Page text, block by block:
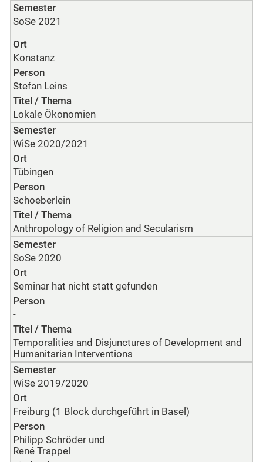
Semester
SoSe 2021
Ort
Konstanz
Person
Stefan Leins
Titel / Thema
Lokale Ökonomien
Semester
WiSe 2020/2021
Ort
Tübingen
Person
Schoeberlein
Titel / Thema
Anthropology of Religion and Secularism
Semester
SoSe 2020
Ort
Seminar hat nicht statt gefunden
Person
-
Titel / Thema
Temporalities and Disjunctures of Development and
Humanitarian Interventions
Semester
WiSe 2019/2020
Ort
Freiburg (1 Block durchgeführt in Basel)
Person
Philipp Schröder und
René Trappel